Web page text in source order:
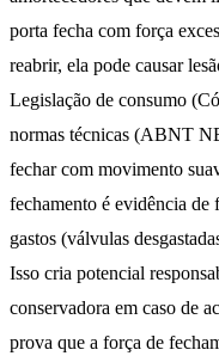
porta fecha com força
reabrir, ela pode causar
Legislação de consumo
normas técnicas (ABNT
fechar com movimento
fechamento é evidência de
gastos (válvulas
Isso cria potencial
conservadora em caso de
prova que a força de